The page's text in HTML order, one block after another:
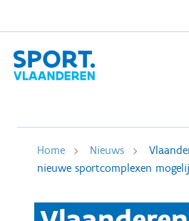
Home Nieuws
nieuwe sportcomplexen